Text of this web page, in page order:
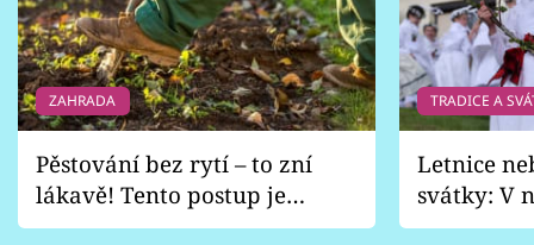
ZAHRADA
Pěstování bez rytí – to zní
lákavě! Tento postup je
vhodný jen pro některé
TRADICE A
Letnice
svátky: V
pondělí